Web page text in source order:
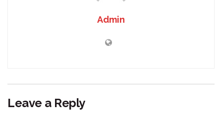
Admin
Leave a Reply